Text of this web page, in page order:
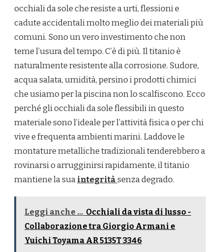
occhiali da sole che resiste a urti, flessioni e
cadute accidentali molto meglio dei materiali più
comuni. Sono un vero investimento che non
teme l’usura del tempo. C’è di più. Il titanio è
naturalmente resistente alla corrosione. Sudore,
acqua salata, umidità, persino i prodotti chimici
che usiamo per la piscina non lo scalfiscono. Ecco
perché gli occhiali da sole flessibili in questo
materiale sono l’ideale per l’attività fisica o per chi
vive e frequenta ambienti marini. Laddove le
montature metalliche tradizionali tenderebbero a
rovinarsi o arrugginirsi rapidamente, il titanio
mantiene la suaintegritàsenza degrado.
Leggi anche ... Occhiali da vista di lusso -
Collaborazione tra Giorgio Armani e
Yuichi Toyama AR 5135T 3346